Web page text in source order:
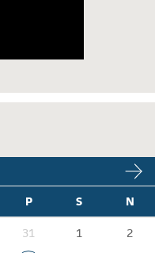
P S N
31 1
2